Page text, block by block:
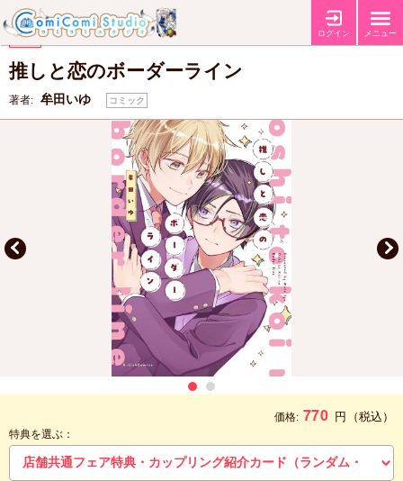
ログイン メニュー
特典 【コミコミ特典ペーパー】
フェア 【Jパブリッシング10周年フェア第2弾！】
推しと恋のボーダーライン
著者: 牟田いゆ コミック
価格: 770 円 （税込）
特典を選ぶ：